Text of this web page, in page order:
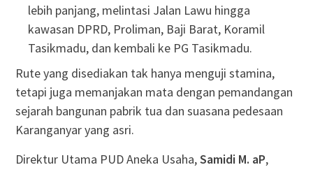
lebih panjang, melintasi Jalan Lawu hingga
kawasan DPRD, Proliman, Baji Barat, Koramil
Tasikmadu, dan kembali ke PG Tasikmadu.
Rute yang disediakan tak hanya menguji stamina,
tetapi juga memanjakan mata dengan pemandangan
sejarah bangunan pabrik tua dan suasana pedesaan
Karanganyar yang asri.
Direktur Utama PUD Aneka Usaha,Samidi M. aP,